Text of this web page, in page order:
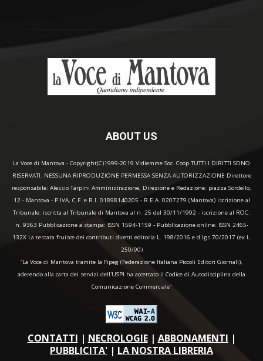
ABOUT US
La Voce di Mantova - Copyright(C)1999-2019 Vidiemme Soc. Coop TUTTI I DIRITTI SONO
RISERVATI. NESSUNA RIPRODUZIONE PERMESSA SENZA AUTORIZZAZIONE Direttore
responsabile: Alessio Tarpini Amministrazione, Direzione e Redazione: piazza Sordello,
12 - Mantova - P.IVA, C.F. e R.I. 01898140205 - R.E.A. 0207279 (Mantova) iscrizione al
Tribunale: iscritta al Tribunale di Mantova al n. 25 del 30/11/1992 - iscrizione al ROC:
n. 9363 Pubblicazione a stampa: ISSN 1594-1159 - Pubblicazione online: ISSN 2465-
132X La testata fruisce dei contributi diretti editoria L. 198/2016 e d.lgs 70/2017 (ex L.
250/90)
“La Voce di Mantova tramite la Fipeg (Federazione Italiana Piccoli Editori Giornali),
aderendo alla carta dei servizi dell'USPI ha accettato il Codice di Autodisciplina della
Comunicazione Commerciale"
CONTATTI | NECROLOGIE| ABBONAMENTI |
PUBBLICITA' | LA NOSTRA LIBRERIA